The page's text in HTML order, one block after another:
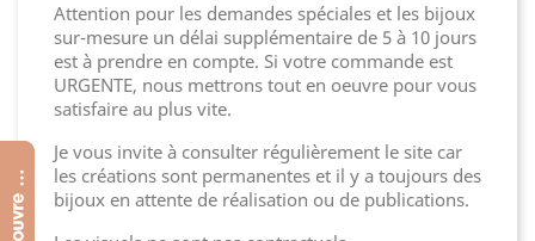
Attention pour les demandes spéciales et les bijoux
sur-mesure un délai supplémentaire de 5 à 10 jours
est à prendre en compte. Si votre commande est
URGENTE, nous mettrons tout en oeuvre pour vous
satisfaire au plus vite.
Je vous invite à consulter régulièrement le site car
les créations sont permanentes et il y a toujours des
bijoux en attente de réalisation ou de publications.